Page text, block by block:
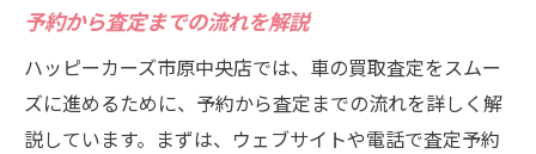
予約から査定までの流れを解説
ハッピーカーズ市原中央店では、車の買取査定をスムー
ズに進めるために、予約から査定までの流れを詳しく解
説しています。まずは、ウェブサイトや電話で査定予約